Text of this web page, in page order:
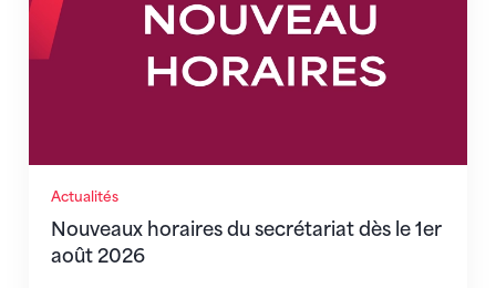
Actualités
Nouveaux horaires du secrétariat dès le 1er
août 2026